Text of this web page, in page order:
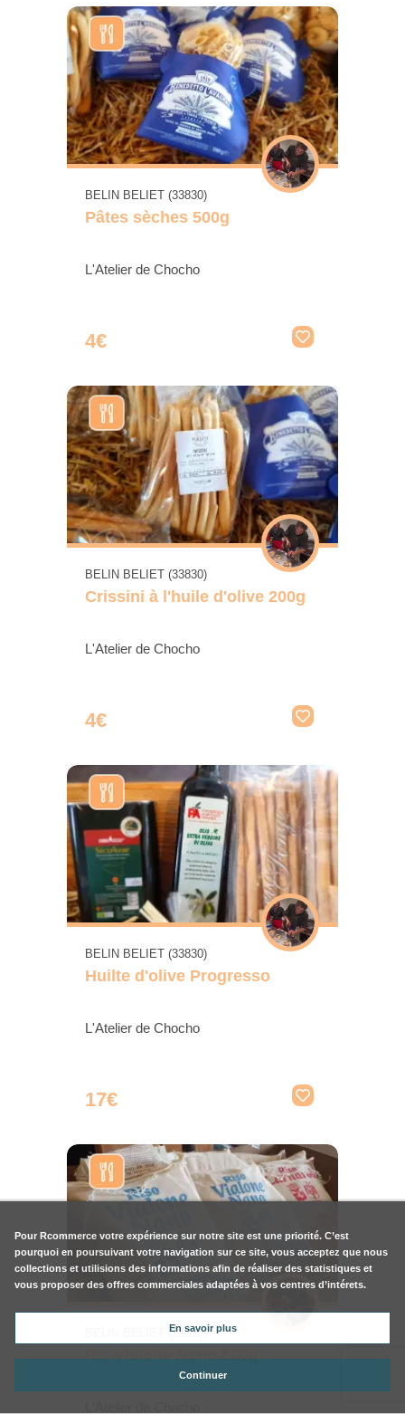
BELIN BELIET (33830)
Pâtes sèches 500g
L'Atelier de Chocho
4€
BELIN BELIET (33830)
Crissini à l'huile d'olive 200g
L'Atelier de Chocho
4€
BELIN BELIET (33830)
Huilte d'olive Progresso
L'Atelier de Chocho
17€
BELIN BELIET (33830)
Riz Vialone Nano 500g
Pour Rcommerce votre expérience sur notre site est une priorité. C’est
pourquoi en poursuivant votre navigation sur ce site, vous acceptez que nous
collections et utilisions des informations afin de réaliser des statistiques et
vous proposer des offres commerciales adaptées à vos centres d’intérets.
En savoir plus
Continuer